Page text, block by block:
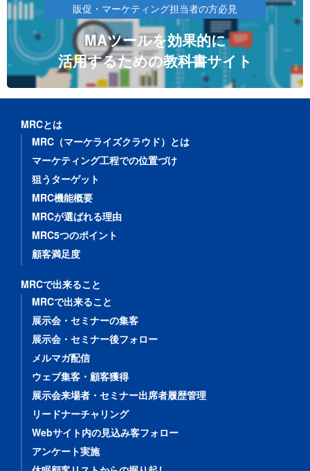
販促・マーケティング担当者の方必見
MAツールを効果的に
活用するための教科書サイト
MRCとは
MRC（マーケライズクラウド）とは
マーケティング工程での位置づけ
狙うターゲット
MRC機能概要
MRCが選ばれる理由
MRC5つのポイント
顧客満足度
MRCで出来ること
MRCで出来ること
展示会・セミナーの集客
展示会・セミナー後フォロー
メルマガ配信
ウェブ集客・顧客獲得
展示会来場者・セミナー出席者履歴管理
リードナーチャリング
Webサイト内の見込み客フォロー
アンケート実施